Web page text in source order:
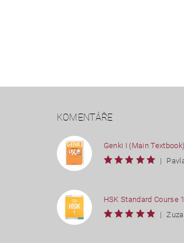
KOMENTÁŘE
|
HSK Standard Course 1
|